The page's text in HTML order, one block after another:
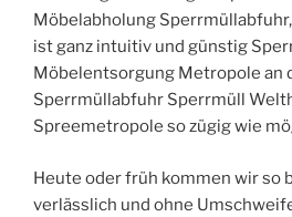
Möbelabholung
ist ganz intuitiv und günstig
Möbelentsorgung Metropole an
Sperrmüllabfuhr Sperrmüll
Spreemetropole so zügig wie
Heute oder früh kommen wir so
verlässlich und ohne